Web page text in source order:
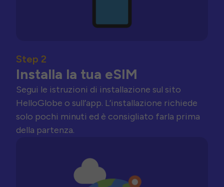
Step 2
Installa la tua eSIM
Segui le istruzioni di installazione sul sito
HelloGlobe o sull’app. L’installazione richiede
solo pochi minuti ed è consigliato farla prima
della partenza.